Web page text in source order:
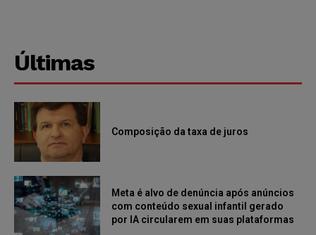
Últimas
Composição da taxa de juros
Meta é alvo de denúncia após anúncios
com conteúdo sexual infantil gerado
por IA circularem em suas plataformas